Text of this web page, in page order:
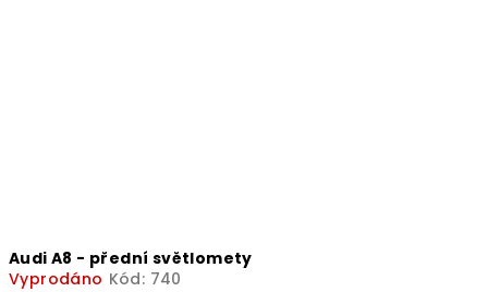
Audi A8 - přední světlomety
Vyprodáno Kód: 740